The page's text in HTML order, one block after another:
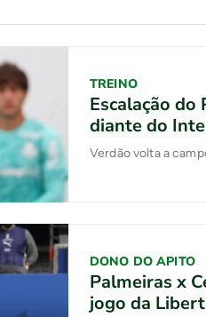
TREINO
Escalação
diante do
Verdão volta a
DONO DO APITO
Palmeiras x
jogo da